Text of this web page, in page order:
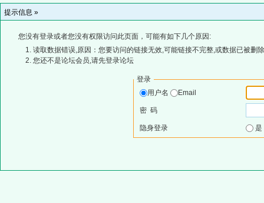
提示信息 »
您没有登录或者您没有权限访问此页面，可能有如下几个原因:
读取数据错误,原因：您要访问的链接无效,可能链接不完整,或数据已被删
您还不是论坛会员,请先登录论坛
登录
用户名
Email
密 码
隐身登录